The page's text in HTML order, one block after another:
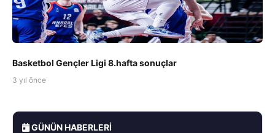
Basketbol Gençler Ligi 8.hafta sonuçlar
3 yıl önce
GÜNÜN HABERLERI